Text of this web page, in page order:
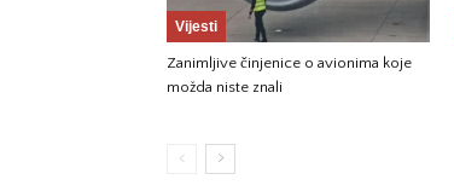
Vijesti
Zanimljive činjenice o avionima koje
možda niste znali